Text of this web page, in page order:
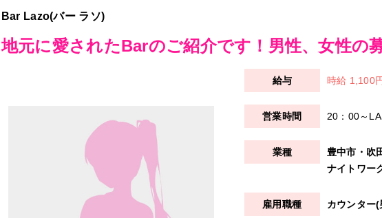
Bar Lazo(バー ラソ)
地元に愛されたBarのご紹介です！男性、女性の
時給 1,100
20：00～
豊中市・吹
ナイトワー
カウンター(